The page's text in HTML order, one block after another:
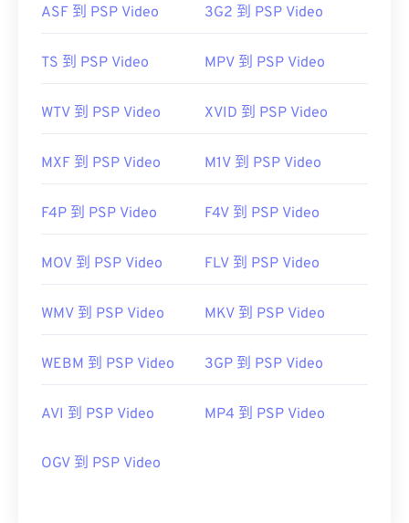
初始發布：2010
https://www.realnetworks.com/
ASF 到 PSP Video 3G2 到 PSP Video
TS 到 PSP Video MPV 到 PSP Video
WTV 到 PSP Video XVID 到 PSP Video
MXF 到 PSP Video M1V 到 PSP Video
F4P 到 PSP Video F4V 到 PSP Video
MOV 到 PSP Video FLV 到 PSP Video
WMV 到 PSP Video MKV 到 PSP Video
WEBM 到 PSP Video 3GP 到 PSP Video
AVI 到 PSP Video MP4 到 PSP Video
OGV 到 PSP Video